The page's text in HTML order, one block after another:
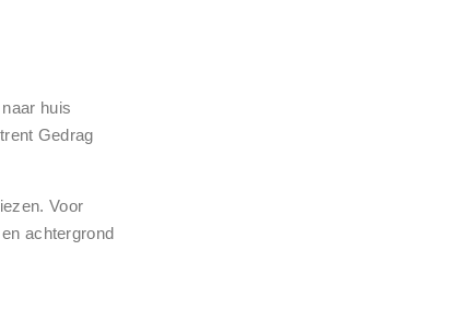
huis
Gedrag
Voor
achtergrond